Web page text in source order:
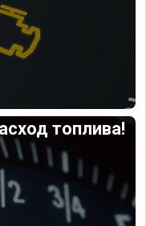
топлива!